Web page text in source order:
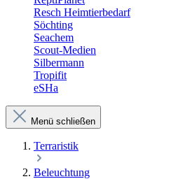
Resch Heimtierbedarf
Söchting
Seachem
Scout-Medien
Silbermann
Tropifit
eSHa
Menü schließen
Terraristik
Beleuchtung